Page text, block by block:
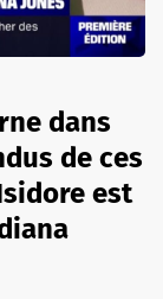
dans
de ces
est